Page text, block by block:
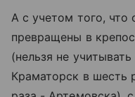
А с учетом того, что
превращены в
(нельзя не
Краматорск в шесть